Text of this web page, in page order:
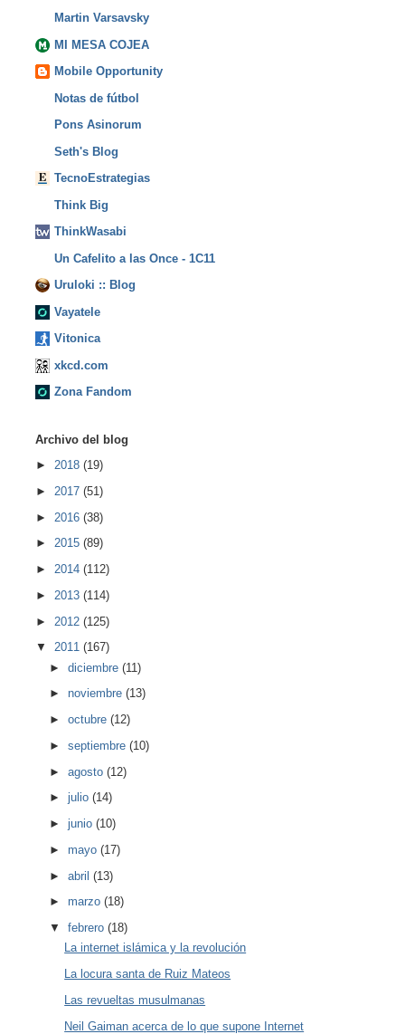
Martin Varsavsky
MI MESA COJEA
Mobile Opportunity
Notas de fútbol
Pons Asinorum
Seth's Blog
TecnoEstrategias
Think Big
ThinkWasabi
Un Cafelito a las Once - 1C11
Uruloki :: Blog
Vayatele
Vitonica
xkcd.com
Zona Fandom
Archivo del blog
► 2018 (19)
► 2017 (51)
► 2016 (38)
► 2015 (89)
► 2014 (112)
► 2013 (114)
► 2012 (125)
▼ 2011 (167)
►diciembre(11)
►noviembre(13)
►octubre(12)
►septiembre(10)
►agosto(12)
►julio(14)
►junio(10)
►mayo(17)
►abril(13)
►marzo(18)
▼febrero(18)
La internet islámica y la revolución
La locura santa de Ruiz Mateos
Las revueltas musulmanas
Neil Gaiman acerca de lo que supone Internet